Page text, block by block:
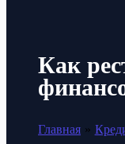
Как
Главная